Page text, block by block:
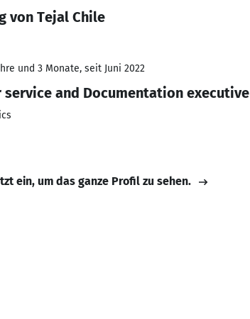
von Tejal Chile
und 3 Monate, seit Juni 2022
service and Documentation executive
ein, um das ganze Profil zu sehen.